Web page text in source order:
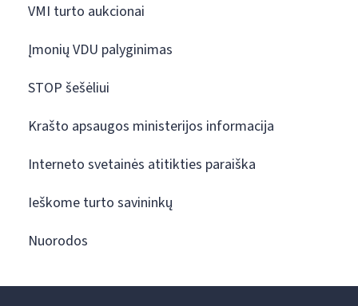
VMI turto aukcionai
Įmonių VDU palyginimas
STOP šešėliui
Krašto apsaugos ministerijos informacija
Interneto svetainės atitikties paraiška
Ieškome turto savininkų
Nuorodos